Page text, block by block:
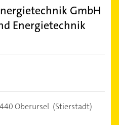
GmbH
Energietechnik
Oberursel (Stierstadt)